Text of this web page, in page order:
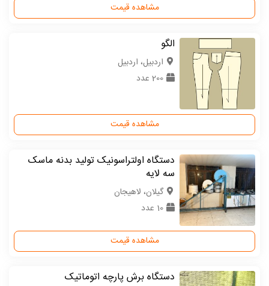
مشاهده قیمت
الگو
اردبیل، اردبیل
200 عدد
مشاهده قیمت
دستگاه اولتراسونیک تولید بدنه ماسک
سه لایه
گیلان، لاهیجان
10 عدد
مشاهده قیمت
دستگاه برش پارچه اتوماتیک